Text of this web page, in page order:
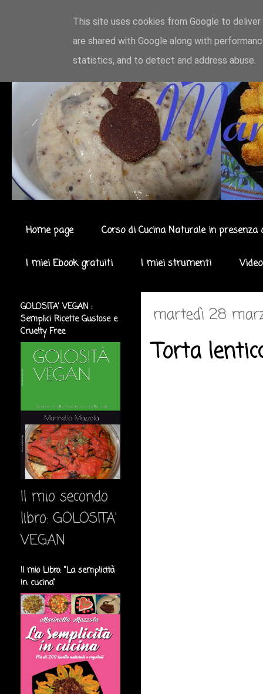
Home page Corso di Cucina Naturale in presenza
I miei Ebook gratuiti I miei strumenti
martedì 28
Torta
GOLOSITA' VEGAN :
Semplici Ricette Gustose e
Cruelty Free
Il mio secondo
libro: GOLOSITA'
VEGAN
Il mio Libro: "La semplicità
in cucina"
This site uses cookies from Google to
are shared with Google along with
statistics, and to detect and address abuse.